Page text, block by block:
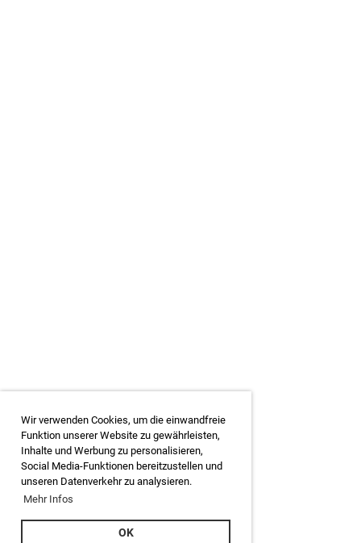
Wir verwenden Cookies, um die einwandfreie
Funktion unserer Website zu gewährleisten,
Inhalte und Werbung zu personalisieren,
Social Media-Funktionen bereitzustellen und
unseren Datenverkehr zu analysieren.
Mehr Infos
OK